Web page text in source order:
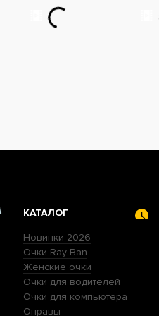
КАТАЛОГ
Новинки 2026
Очки Ray Ban
Женские очки
Очки для водителей
Очки для компьютера
Оправы